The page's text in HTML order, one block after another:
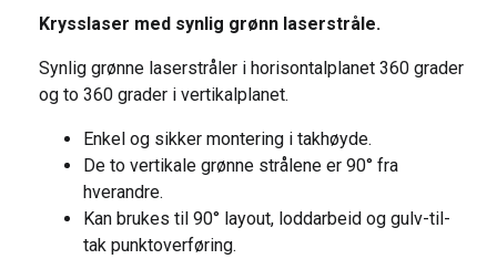
Krysslaser med synlig grønn laserstråle.
Synlig grønne laserstråler i horisontalplanet 360 grader
og to 360 grader i vertikalplanet.
Enkel og sikker montering i takhøyde.
De to vertikale grønne strålene er 90° fra
hverandre.
Kan brukes til 90° layout, loddarbeid og gulv-til-
tak punktoverføring.